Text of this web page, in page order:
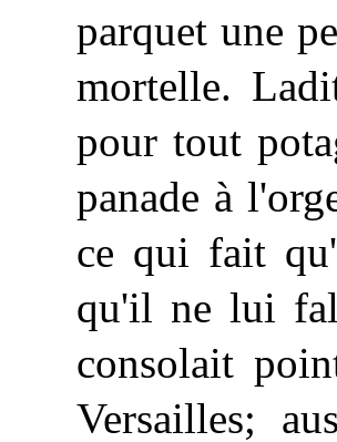
parquet une
mortelle.
pour tout
panade à
ce qui fait
qu'il ne lui
consolait
Versailles;